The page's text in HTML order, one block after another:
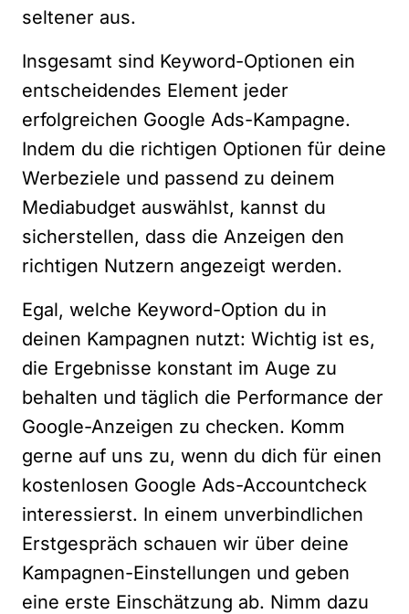
seltener aus.
Insgesamt sind Keyword-Optionen ein
entscheidendes Element jeder
erfolgreichen Google Ads-Kampagne.
Indem du die richtigen Optionen für deine
Werbeziele und passend zu deinem
Mediabudget auswählst, kannst du
sicherstellen, dass die Anzeigen den
richtigen Nutzern angezeigt werden.
Egal, welche Keyword-Option du in
deinen Kampagnen nutzt: Wichtig ist es,
die Ergebnisse konstant im Auge zu
behalten und täglich die Performance der
Google-Anzeigen zu checken. Komm
gerne auf uns zu, wenn du dich für einen
kostenlosen Google Ads-Accountcheck
interessierst. In einem unverbindlichen
Erstgespräch schauen wir über deine
Kampagnen-Einstellungen und geben
eine erste Einschätzung ab. Nimm dazu